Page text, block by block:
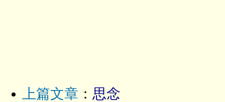
上篇文章 ： 思念